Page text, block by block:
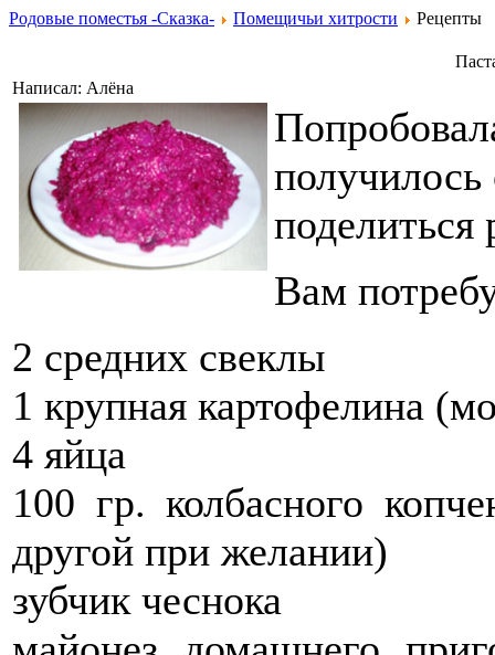
Родовые поместья -Сказка- Помещичьи хитрости Рецепты
Написал: Алёна
Вам
2 средних свеклы
1 крупная картофелина
4 яйца
100 гр. колбасного
другой при желании)
зубчик чеснока